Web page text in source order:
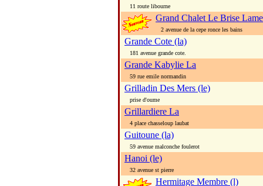
11 route libourne
Grand Chalet Le Brise
2 avenue de la cepe ronce les bains
Grande Cote (la)
181 avenue grande cote.
Grande Kabylie La
59 rue emile normandin
Grilladin Des Mers (le)
prise d'oume
Grillardiere La
4 place chasseloup laubat
Guitoune (la)
59 avenue malconche foulerot
Hanoi (le)
32 avenue st pierre
Hermitage Membre (l)